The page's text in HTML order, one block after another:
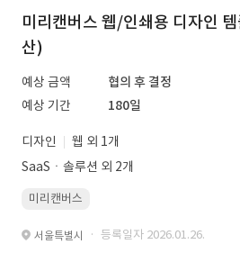
미리캔버스 웹/인쇄용 디자인
산)
예상 금액
협의 후 결정
예상 기간
180일
디자인
웹 외 1개
SaaSㆍ솔루션 외 2개
미리캔버스
서울특별시 · 등록일자 2026.01.26.